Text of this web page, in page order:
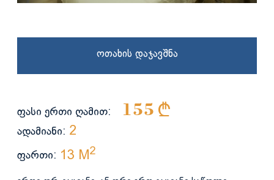
Ოთახის Დაჯავშნა
ფასი ერთი ღამით: 155 §
ადამიანი: 2
ფართი: 13 M 2